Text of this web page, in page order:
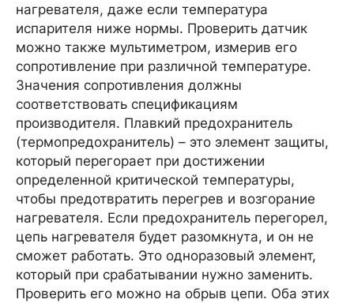
нагревателя, даже если температура
испарителя ниже нормы. Проверить датчик
можно также мультиметром, измерив его
сопротивление при различной температуре.
Значения сопротивления должны
соответствовать спецификациям
производителя. Плавкий предохранитель
(термопредохранитель) – это элемент защиты,
который перегорает при достижении
определенной критической температуры,
чтобы предотвратить перегрев и возгорание
нагревателя. Если предохранитель перегорел,
цепь нагревателя будет разомкнута, и он не
сможет работать. Это одноразовый элемент,
который при срабатывании нужно заменить.
Проверить его можно на обрыв цепи. Оба этих